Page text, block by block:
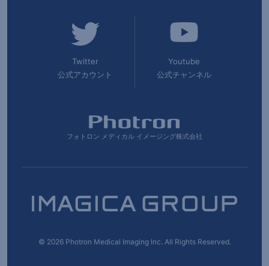
Twitter
公式アカウント
Youtube
公式チャンネル
フォトロン メディカル イメージング株式会社
© 2026 Photron Medical Imaging Inc. All Rights Reserved.